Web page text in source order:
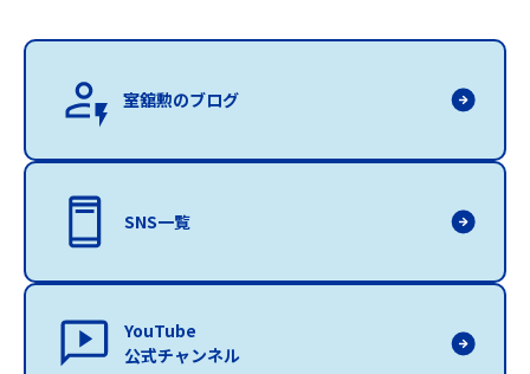
室舘勲のブログ
SNS一覧
YouTube
公式チャンネル